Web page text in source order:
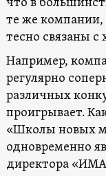
что в
те же
тесно связаны с
Например,
регулярно
различных
проигрывает.
«Школы новых
одновременно
директора